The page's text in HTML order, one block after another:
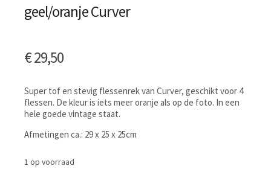
geel/oranje Curver
€29,50
Super tof en stevig flessenrek van Curver, geschikt voor 4
flessen. De kleur is iets meer oranje als op de foto. In een
hele goede vintage staat.
Afmetingen ca.: 29 x 25 x 25cm
1 op voorraad